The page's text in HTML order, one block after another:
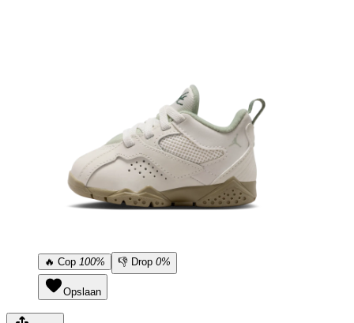
🔥 Cop 100% 👎 Drop 0%
Opslaan